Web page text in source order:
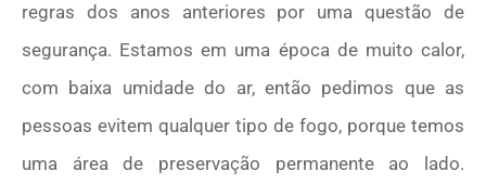
regras dos anos anteriores por uma questão de
segurança. Estamos em uma época de muito calor,
com baixa umidade do ar, então pedimos que as
pessoas evitem qualquer tipo de fogo, porque temos
uma área de preservação permanente ao lado.